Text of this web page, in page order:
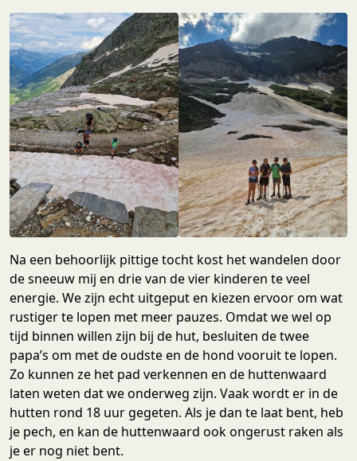
Na een behoorlijk pittige tocht kost het wandelen door
de sneeuw mij en drie van de vier kinderen te veel
energie. We zijn echt uitgeput en kiezen ervoor om wat
rustiger te lopen met meer pauzes. Omdat we wel op
tijd binnen willen zijn bij de hut, besluiten de twee
papa’s om met de oudste en de hond vooruit te lopen.
Zo kunnen ze het pad verkennen en de huttenwaard
laten weten dat we onderweg zijn. Vaak wordt er in de
hutten rond 18 uur gegeten. Als je dan te laat bent, heb
je pech, en kan de huttenwaard ook ongerust raken als
je er nog niet bent.